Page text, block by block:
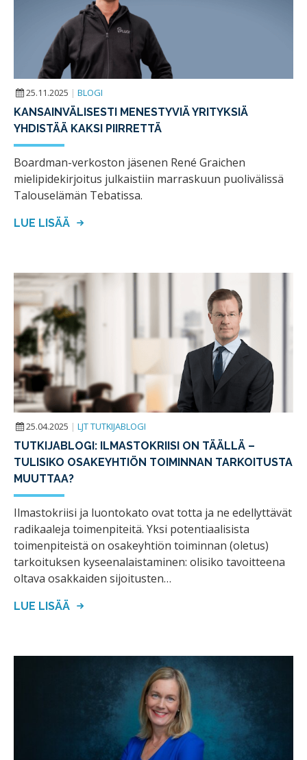
25.11.2025 | BLOGI
KANSAINVÄLISESTI MENESTYVIÄ YRITYKSIÄ
YHDISTÄÄ KAKSI PIIRRETTÄ
Boardman-verkoston jäsenen René Graichen
mielipidekirjoitus julkaistiin marraskuun puolivälissä
Talouselämän Tebatissa.
LUE LISÄÄ
25.04.2025 | LJT TUTKIJABLOGI
TUTKIJABLOGI: ILMASTOKRIISI ON TÄÄLLÄ –
TULISIKO OSAKEYHTIÖN TOIMINNAN TARKOITUSTA
MUUTTAA?
Ilmastokriisi ja luontokato ovat totta ja ne edellyttävät
radikaaleja toimenpiteitä. Yksi potentiaalisista
toimenpiteistä on osakeyhtiön toiminnan (oletus)
tarkoituksen kyseenalaistaminen: olisiko tavoitteena
oltava osakkaiden sijoitusten…
LUE LISÄÄ